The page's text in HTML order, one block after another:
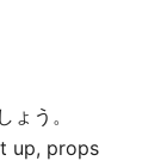
う。
up, props